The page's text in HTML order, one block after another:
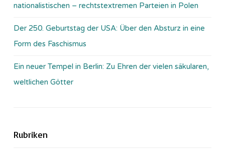
nationalistischen – rechtstextremen Parteien in Polen
Der 250. Geburtstag der USA: Über den Absturz in eine
Form des Faschismus
Ein neuer Tempel in Berlin: Zu Ehren der vielen säkularen,
weltlichen Götter
Rubriken